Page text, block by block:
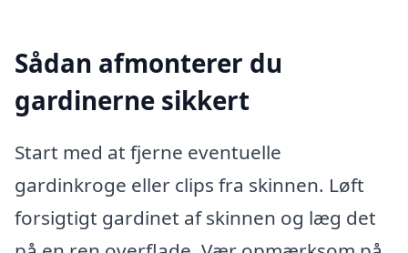
Sådan afmonterer du
gardinerne sikkert
Start med at fjerne eventuelle
gardinkroge eller clips fra skinnen. Løft
forsigtigt gardinet af skinnen og læg det